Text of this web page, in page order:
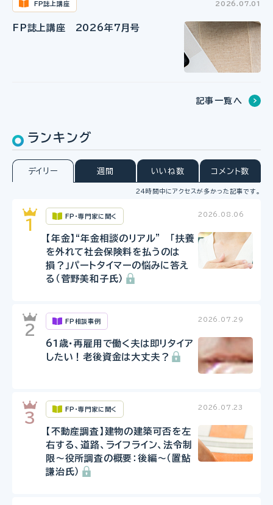
FP誌上講座 2026.07.01
FP誌上講座 2026年7月号
記事一覧へ
ランキング
デイリー 週間 いいね数 コメント数
24時間中にアクセスが多かった記事です。
FP・専門家に聞く 2026.08.06
【年金】“年金相談のリアル” 「扶養
を外れて社会保険料を払うのは
損？」パートタイマーの悩みに答え
る（菅野美和子氏）
FP相談事例 2026.07.29
61歳・再雇用で働く夫は即リタイア
したい！老後資金は大丈夫？
FP・専門家に聞く 2026.07.23
【不動産調査】建物の建築可否を左
右する、道路、ライフライン、法令制
限～役所調査の概要：後編～（置鮎
謙治氏）